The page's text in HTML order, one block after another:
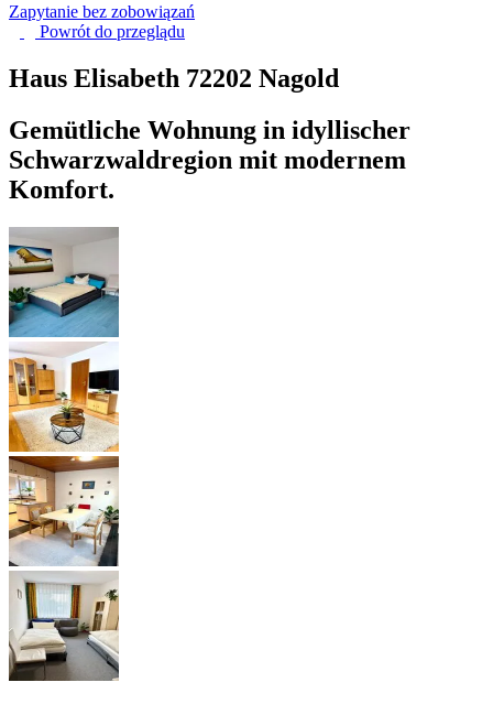
Zapytanie bez zobowiązań
Powrót do przeglądu
Haus Elisabeth 72202 Nagold
Gemütliche Wohnung in idyllischer
Schwarzwaldregion mit modernem
Komfort.